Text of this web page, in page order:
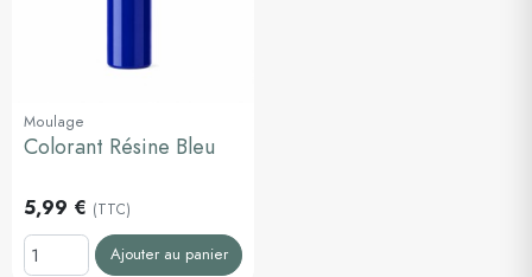
Moulage
Colorant Résine Bleu
5,99 € (TTC)
Ajouter au panier